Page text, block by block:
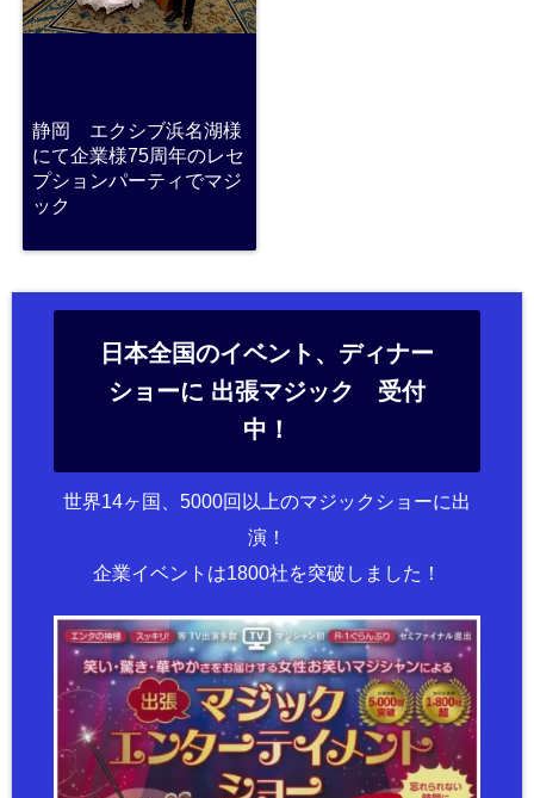
静岡 エクシブ浜名湖様
にて企業様75周年のレセ
プションパーティでマジ
ック
日本全国のイベント、ディナー
ショーに 出張マジック 受付
中！
世界14ヶ国、5000回以上のマジックショーに出
演！
企業イベントは1800社を突破しました！